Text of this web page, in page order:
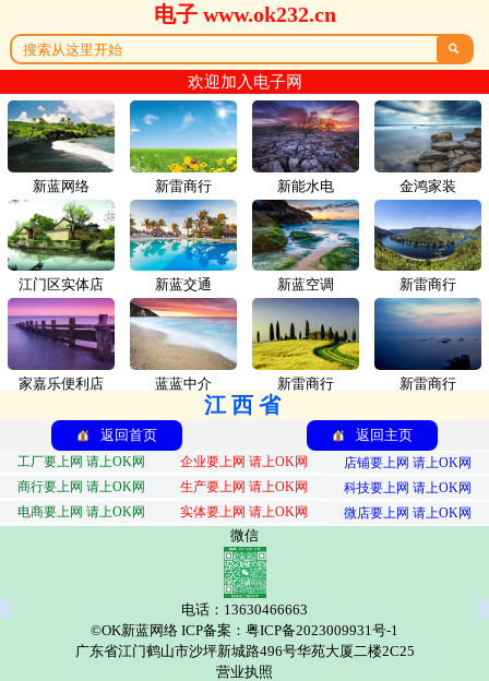
电子 www.ok232.cn

欢迎加入电子网
新蓝网络 新雷商行
江门区实体店 新蓝交通
家嘉乐便利店 蓝蓝中介
新能水电 金鸿家装
新蓝空调 新雷商行
新雷商行 新雷商行
江西省
返回首页 返回主页
工厂要上网 请上OK网 企业要上网 请上OK网
店铺要上网 请上OK网
商行要上网 请上OK网
生产要上网 请上OK网
科技要上网 请上OK网
电商要上网 请上OK网
实体要上网 请上OK网 微店要上网 请上OK网
微信
电话：13630466663
©OK新蓝网络 ICP备案：粤ICP备2023009931号-1
广东省江门鹤山市沙坪新城路496号华苑大厦二楼2C25
营业执照